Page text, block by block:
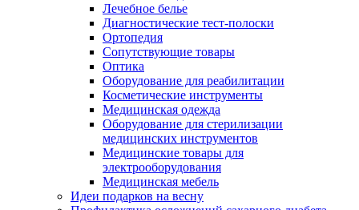
Лечебное белье
Диагностические тест-полоски
Ортопедия
Сопутствующие товары
Оптика
Оборудование для реабилитации
Косметические инструменты
Медицинская одежда
Оборудование для стерилизации
медицинских инструментов
Медицинские товары для
электрооборудования
Медицинская мебель
Идеи подарков на весну